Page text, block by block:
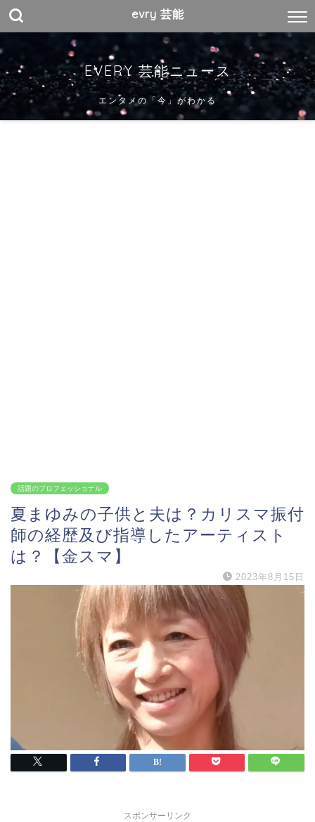
evry 芸能
EVERY 芸能ニュース
エンタメの「今」がわかる
話題のプロフェッショナル
夏まゆみの子供と夫は？カリスマ振付
師の経歴及び指導したアーティスト
は？【金スマ】
2023年8月15日
スポンサーリンク